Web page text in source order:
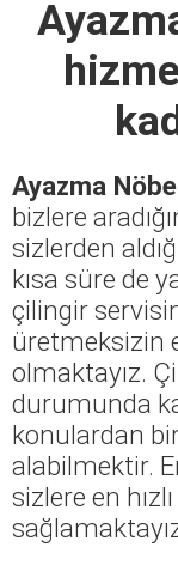
Ayazma
bizlere
sizlerden
kısa süre de
çilingir
üretmeksizin
olmaktayız.
durumunda
konulardan
alabilmektir.
sizlere en